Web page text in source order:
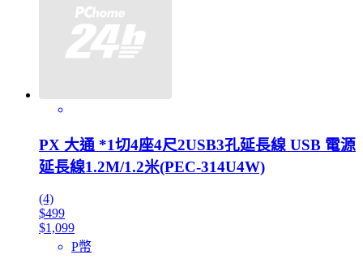
PX 大通 *1切4座4尺2USB3孔延長線 USB 電源
延長線1.2M/1.2米(PEC-314U4W)
(4)
$499
$1,099
P幣